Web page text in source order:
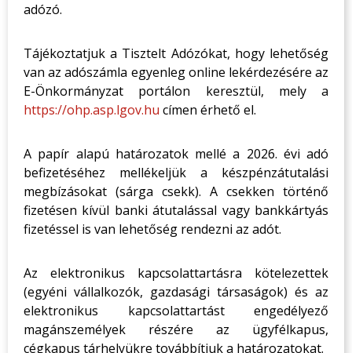
adózó.
Tájékoztatjuk a Tisztelt Adózókat, hogy lehetőség
van az adószámla egyenleg online lekérdezésére az
E-Önkormányzat portálon keresztül, mely a
https://ohp.asp.lgov.hu címen érhető el.
A papír alapú határozatok mellé a 2026. évi adó
befizetéséhez mellékeljük a készpénzátutalási
megbízásokat (sárga csekk). A csekken történő
fizetésen kívül banki átutalással vagy bankkártyás
fizetéssel is van lehetőség rendezni az adót.
Az elektronikus kapcsolattartásra kötelezettek
(egyéni vállalkozók, gazdasági társaságok) és az
elektronikus kapcsolattartást engedélyező
magánszemélyek részére az ügyfélkapus,
cégkapus tárhelyükre továbbítjuk a határozatokat.